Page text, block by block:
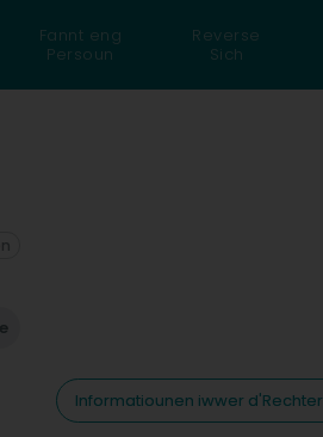
Fannt eng
Persoun
Reverse
Sich
Informatiounen iwwer d'Rechter